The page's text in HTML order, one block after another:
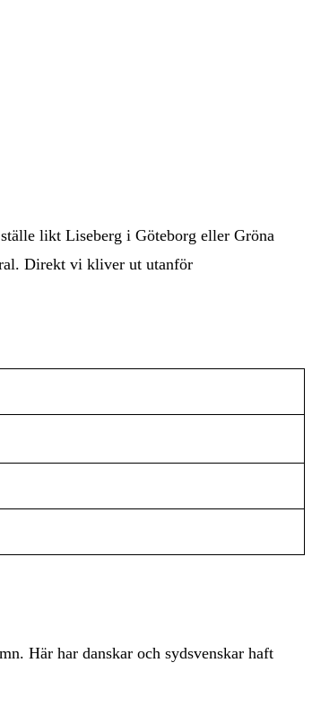
likt Liseberg i Göteborg eller Gröna
Direkt vi kliver ut utanför
Här har danskar och sydsvenskar haft